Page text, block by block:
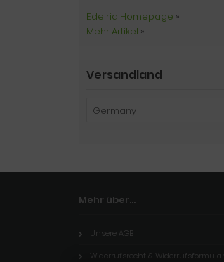
Edelrid Homepage »
Mehr Artikel »
Versandland
Germany
Mehr über...
Unsere AGB
Widerrufsrecht & Widerrufsformular